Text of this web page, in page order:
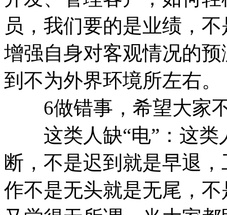
员，我们要的是业绩，
增强自身对客观情况的
到不为外界环境所左右。
6做错事，希望大家
这类人缺“电”：这类
断，不是迟到就是早退
作不是无头就是无尾，